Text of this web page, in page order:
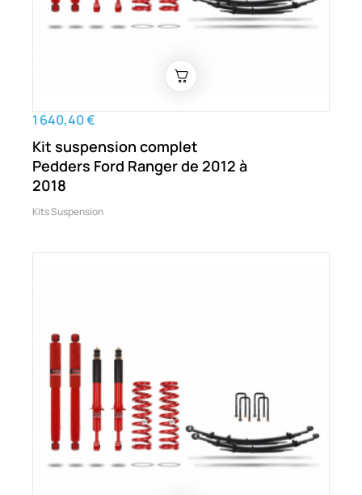
1 640,40 €
Kit suspension complet
Pedders Ford Ranger de 2012 à
2018
Kits Suspension